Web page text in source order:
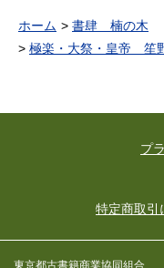
ホーム
書肆 楠の木
極楽・大祭・皇帝 笙
プ
特定商取引